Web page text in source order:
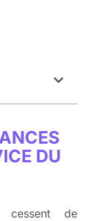
DU
cessent de